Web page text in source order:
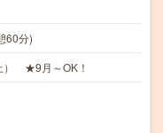
60分)
） ★9月～OK！